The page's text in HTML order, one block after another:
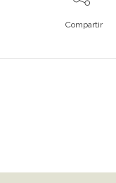
Compartir